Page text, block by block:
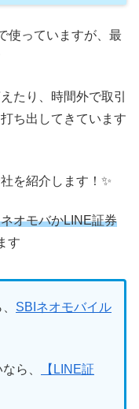
使っていますが、最
たり、時間外で取引
ち出してきています
を紹介します！✨
オモバかLINE証券
す
SBIネオモバイル
ら、
【LINE証